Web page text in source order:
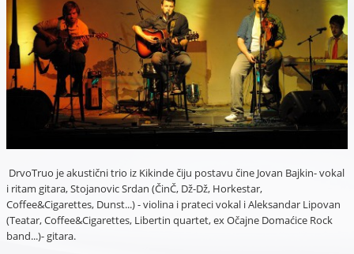
DrvoTruo je akustični trio iz Kikinde čiju postavu čine Jovan Bajkin- vokal
i ritam gitara, Stojanovic Srdan (ČinČ, Dž-Dž, Horkestar,
Coffee&Cigarettes, Dunst...) - violina i prateci vokal i Aleksandar Lipovan
(Teatar, Coffee&Cigarettes, Libertin quartet, ex Očajne Domaćice Rock
band...)- gitara.